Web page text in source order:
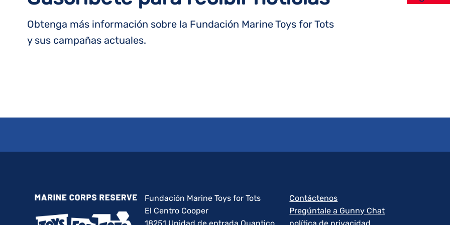
Obtenga más información sobre la Fundación Marine Toys for Tots
y sus campañas actuales.
Fundación Marine Toys for Tots
El Centro Cooper
Contáctenos
Pregúntale a Gunny Chat